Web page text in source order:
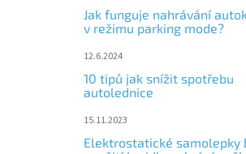
Jak funguje nahrávání
v režimu parking mode?
12.6.2024
10 tipů jak snížit spotřebu
autolednice
15.11.2023
Elektrostatické samolepky